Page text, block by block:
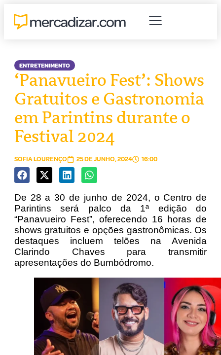
ENTRETENIMENTO
‘Panavueiro Fest’: Shows
Gratuitos e Gastronomia
em Parintins durante o
Festival 2024
SOFIA LOURENÇO 25 DE JUNHO, 2024 16:00
De 28 a 30 de junho de 2024, o Centro de
Parintins será palco da 1ª edição do
“Panavueiro Fest”, oferecendo 16 horas de
shows gratuitos e opções gastronômicas. Os
destaques incluem telões na Avenida
Clarindo Chaves para transmitir
apresentações do Bumbódromo.